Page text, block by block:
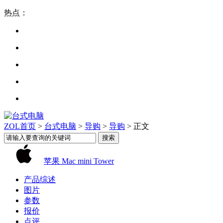
热点：
ZOL首页 > 台式电脑 > 导购 > 导购 > 正文
苹果 Mac mini Tower
产品综述
图片
参数
报价
点评